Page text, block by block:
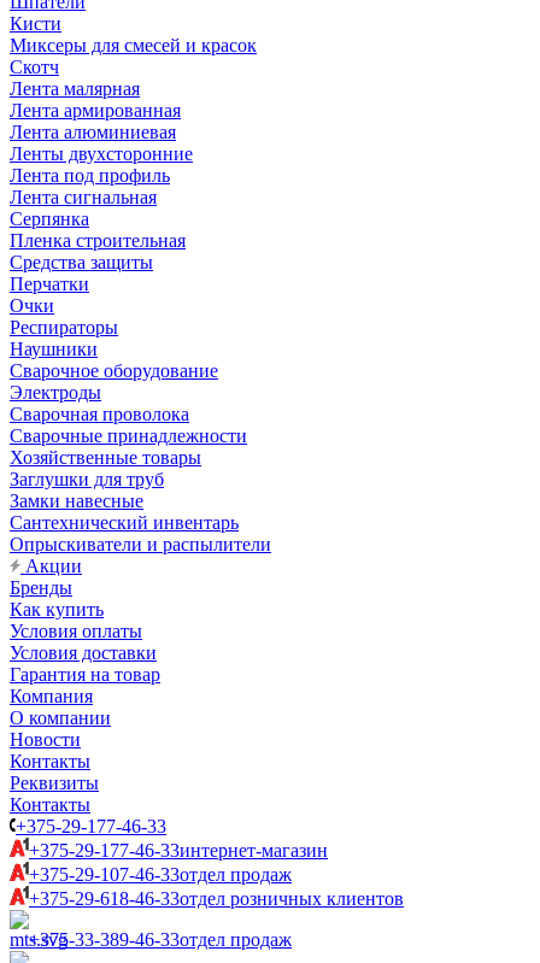
Кисти
Миксеры для смесей и красок
Скотч
Лента малярная
Лента армированная
Лента алюминиевая
Ленты двухсторонние
Лента под профиль
Лента сигнальная
Серпянка
Пленка строительная
Средства защиты
Перчатки
Очки
Респираторы
Наушники
Сварочное оборудование
Электроды
Сварочная проволока
Сварочные принадлежности
Хозяйственные товары
Заглушки для труб
Замки навесные
Сантехнический инвентарь
Опрыскиватели и распылители
Акции
Бренды
Как купить
Условия оплаты
Условия доставки
Гарантия на товар
Компания
О компании
Новости
Контакты
Реквизиты
Контакты
+375-29-177-46-33
+375-29-177-46-33интернет-магазин
+375-29-107-46-33отдел продаж
+375-29-618-46-33отдел розничных клиентов
+375-33-389-46-33отдел продаж